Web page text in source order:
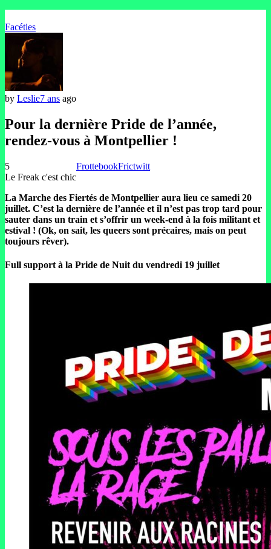
Facéties
by Leslie7 ans ago
Pour la dernière Pride de l’année,
rendez-vous à Montpellier !
5
Le Freak c'est chic
FrottebookFrictwitt
La Marche des Fiertés de Montpellier aura lieu ce samedi 20
juillet. C’est la dernière de l’année et il n’est pas trop tard pour
sauter dans un train et s’offrir un week-end à la fois militant et
estival ! (Ok, on sait, les queers sont précaires, mais on peut
toujours rêver).
Full support à la Pride de Nuit du vendredi 19 juillet